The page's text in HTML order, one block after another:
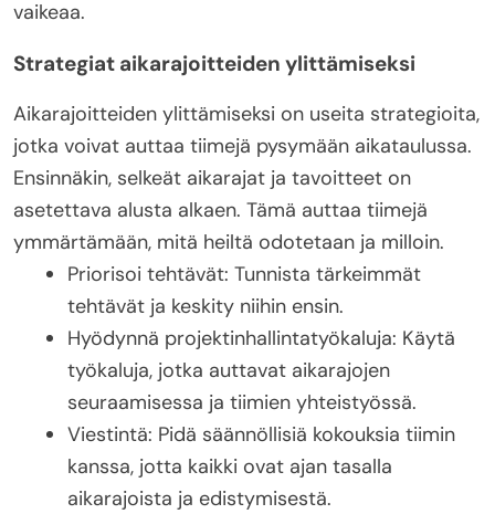
vaikeaa.
Strategiat aikarajoitteiden ylittämiseksi
Aikarajoitteiden ylittämiseksi on useita strategioita,
jotka voivat auttaa tiimejä pysymään aikataulussa.
Ensinnäkin, selkeät aikarajat ja tavoitteet on
asetettava alusta alkaen. Tämä auttaa tiimejä
ymmärtämään, mitä heiltä odotetaan ja milloin.
Priorisoi tehtävät: Tunnista tärkeimmät
tehtävät ja keskity niihin ensin.
Hyödynnä projektinhallintatyökaluja: Käytä
työkaluja, jotka auttavat aikarajojen
seuraamisessa ja tiimien yhteistyössä.
Viestintä: Pidä säännöllisiä kokouksia tiimin
kanssa, jotta kaikki ovat ajan tasalla
aikarajoista ja edistymisestä.